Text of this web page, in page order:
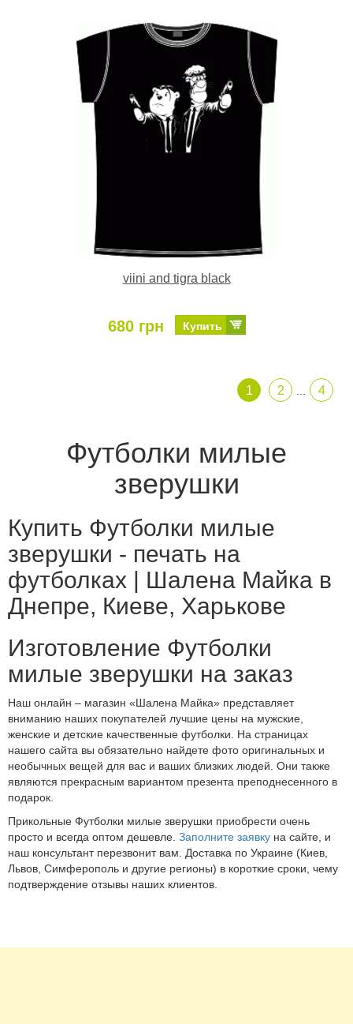
viini and tigra black
680 грн Купить
1 2 4
Футболки милые
зверушки
Купить Футболки милые
зверушки - печать на
футболках | Шалена Майка в
Днепре, Киеве, Харькове
Изготовление Футболки
милые зверушки на заказ
Наш онлайн – магазин «Шалена Майка» представляет
вниманию наших покупателей лучшие цены на мужские,
женские и детские качественные футболки. На страницах
нашего сайта вы обязательно найдете фото оригинальных и
необычных вещей для вас и ваших близких людей. Они также
являются прекрасным вариантом презента преподнесенного в
подарок.
Прикольные Футболки милые зверушки приобрести очень
просто и всегда оптом дешевле. Заполните заявку на сайте, и
наш консультант перезвонит вам. Доставка по Украине (Киев,
Львов, Симферополь и другие регионы) в короткие сроки, чему
подтверждение отзывы наших клиентов.